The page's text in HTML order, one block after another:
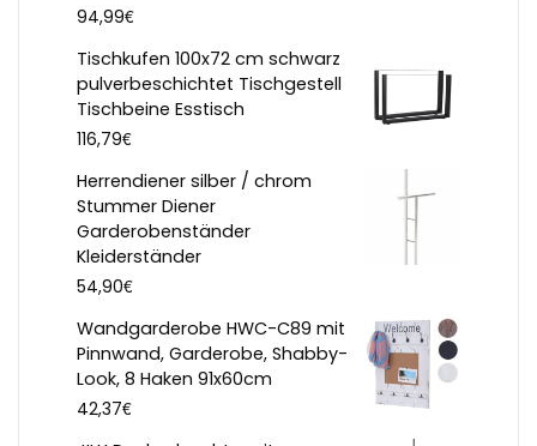
94,99€
Tischkufen 100x72 cm schwarz
pulverbeschichtet Tischgestell
Tischbeine Esstisch
116,79€
Herrendiener silber / chrom
Stummer Diener
Garderobenständer
Kleiderständer
54,90€
Wandgarderobe HWC-C89 mit
Pinnwand, Garderobe, Shabby-
Look, 8 Haken 91x60cm
42,37€